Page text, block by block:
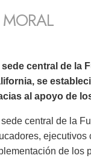
MORAL
sede central de la
se
al apoyo de
sede central de la
ejecutivos
de los